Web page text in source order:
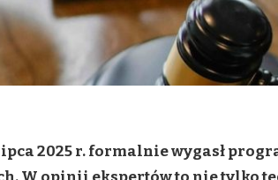
2025 r. formalnie wygasł